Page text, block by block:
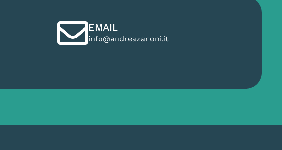
EMAIL
info@andreazanoni.it